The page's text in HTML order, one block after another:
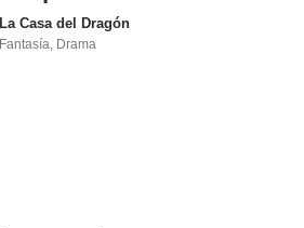
La Casa del Dragón
Fantasía, Drama